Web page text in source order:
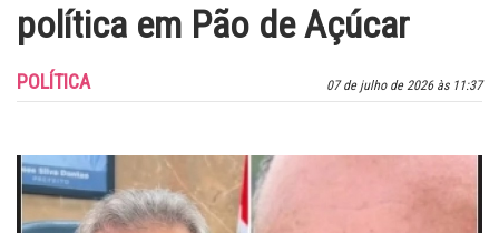
política em Pão de Açúcar
07 de julho de 2026 às 11:37
POLÍTICA